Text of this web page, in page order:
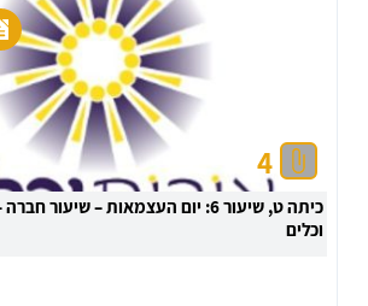
4
כיתה ט, שיעור 6: יום העצמאות – שיעור
וכלים